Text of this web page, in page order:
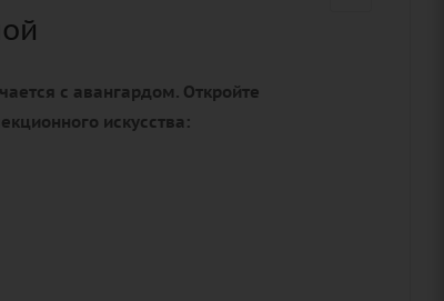
с авангардом. Откройте
искусства: